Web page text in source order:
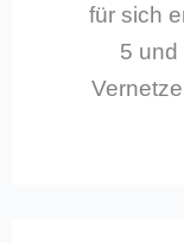
für sich
5 und